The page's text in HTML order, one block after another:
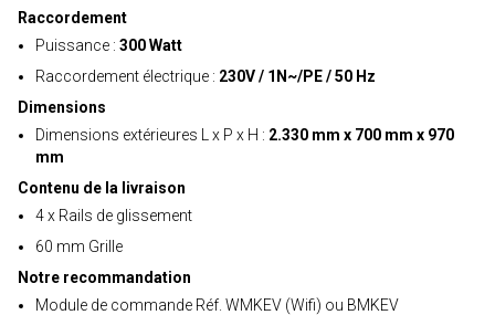
Raccordement
Puissance : 300 Watt
Raccordement électrique : 230V / 1N~/PE / 50 Hz
Dimensions
Dimensions extérieures L x P x H : 2.330 mm x 700 mm x 970
mm
Contenu de la livraison
4 x Rails de glissement
60 mm Grille
Notre recommandation
Module de commande Réf. WMKEV (Wifi) ou BMKEV